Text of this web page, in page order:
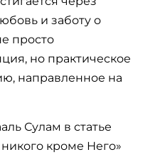
и заботу о
просто
но практическое
направленное на
Сулам в статье
кро­ме Не­го»